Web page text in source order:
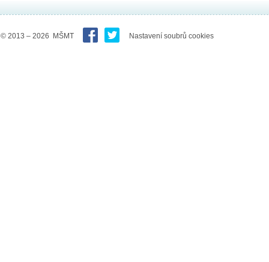
© 2013 – 2026 MŠMT Nastavení soubrů cookies